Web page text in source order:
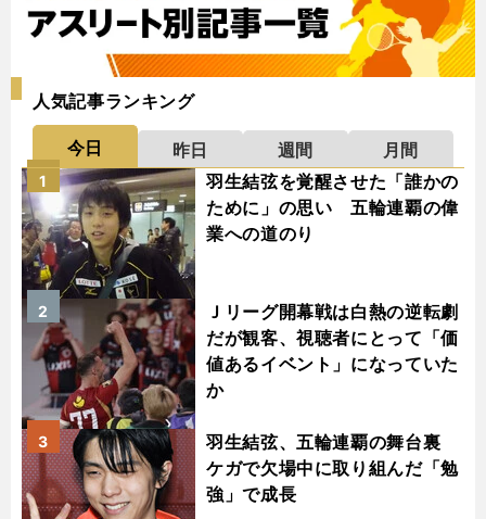
人気記事ランキング
今日 昨日 週間
月間
羽生結弦を覚醒させた「誰かの
ために」の思い 五輪連覇の偉
業への道のり
1
Ｊリーグ開幕戦は白熱の逆転劇
だが観客、視聴者にとって「価
値あるイベント」になっていた
か
2
羽生結弦、五輪連覇の舞台裏
ケガで欠場中に取り組んだ「勉
強」で成長
3